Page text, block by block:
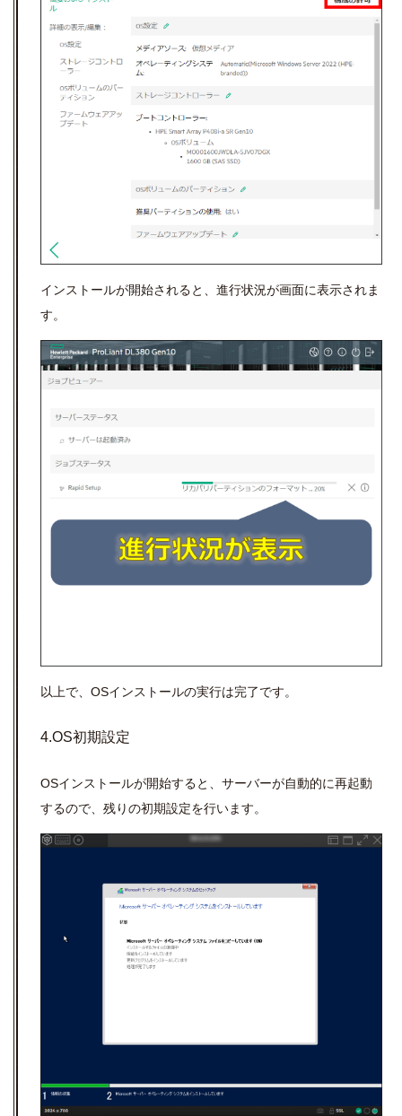
インストールが開始されると、進行状況が画面に表示されま
す。
以上で、OSインストールの実行は完了です。
4.OS初期設定
OSインストールが開始すると、サーバーが自動的に再起動
するので、残りの初期設定を行います。